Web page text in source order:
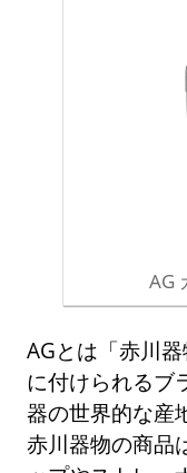
AG
AGとは「赤川
に付けられるブ
器の世界的な産
赤川器物の商品